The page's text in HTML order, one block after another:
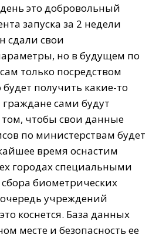
это добровольный
запуска за 2 недели
сдали свои
но в будущем по
только посредством
получить какие-то
сами будут
чтобы свои данные
по министерствам будет
время оснастим
городах специальными
биометрических
учреждений
коснется. База данных
месте и безопасность ее